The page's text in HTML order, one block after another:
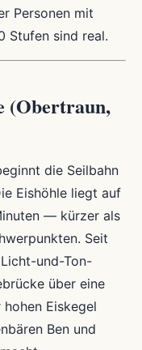
Personen mit
Stufen sind real.
(Obertraun,
die Seilbahn
Eishöhle liegt auf
— kürzer als
Seit
und-Ton-
über eine
Eiskegel
Ben und